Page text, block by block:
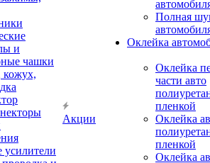
и
чашки
кожух,
Акции
Полная
Оклейка
Оклейка
части авто
пленкой
Оклейка
пленкой
Оклейка